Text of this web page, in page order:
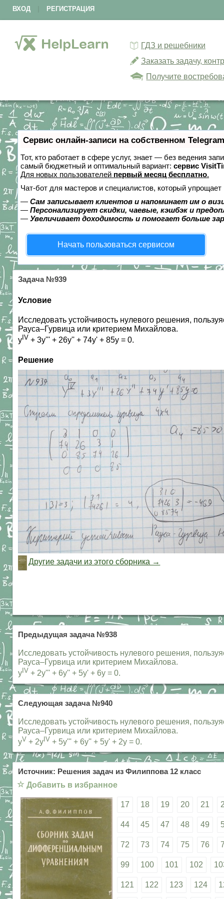
ВХОД РЕГИСТРАЦИЯ
ГДЗ и решебники
Заказать задачу,
Получите
Сервис онлайн-записи на собственном
Тот, кто работает в сфере услуг, знает — без ведения
самый бюджетный и оптимальный вариант: сервис
Для новых пользователей первый месяц бесплатно.
Чат-бот для мастеров и специалистов, который упрощает
— Сам записывает клиентов и напоминает им о
— Персонализирует скидки, чаевые, кэшбэк и
— Увеличивает доходимость и помогает больше
Начать пользоваться сервисом
Задача №939
Условие
Исследовать устойчивость нулевого решения,
Рауса–Гурвица или критерием Михайлова.
y IV + 3y''' + 26y'' + 74y' + 85y = 0.
Решение
Другие задачи из этого сборника →
Предыдущая задача №938
Исследовать устойчивость нулевого решения,
Рауса–Гурвица или критерием Михайлова.
y IV + 2y''' + 6y'' + 5y' + 6y = 0.
Следующая задача №940
Исследовать устойчивость нулевого решения,
Рауса–Гурвица или критерием Михайлова.
yV + 2yIV + 5y''' + 6y'' + 5y' + 2y = 0.
Источник: Решения задач из Филиппова 12 класс
☆ Добавить в избранное
17 18 19 20 21
44 45 47 48 49
72 73 74 75 76
99 100 101 102
121 122 123 124